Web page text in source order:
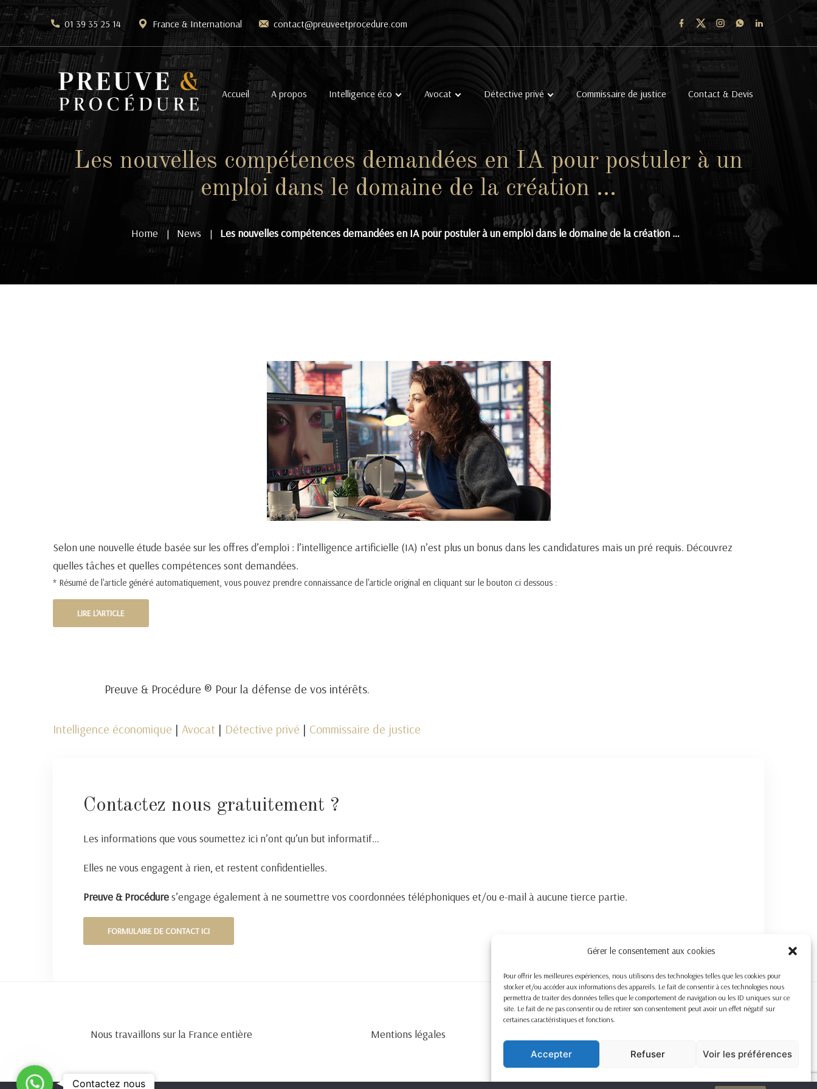
Gérer le consentement aux cookies
Pour offrir les meilleures expériences, nous utilisons des technologies telles que les cookies pour
stocker et/ou accéder aux informations des appareils. Le fait de consentir à ces technologies nous
permettra de traiter des données telles que le comportement de navigation ou les ID uniques sur ce
site. Le fait de ne pas consentir ou de retirer son consentement peut avoir un effet négatif sur
certaines caractéristiques et fonctions.
Accepter Refuser Voir les préférences
01 39 35 25 14 France & International contact@preuveetprocedure.com
Accueil A propos Intelligence éco Avocat Détective privé Commissaire de justice Contact & Devis
Les nouvelles compétences demandées en IA pour postuler à un
emploi dans le domaine de la création …
Home | News | Les nouvelles compétences demandées en IA pour postuler à un emploi dans le domaine de la création …
Selon une nouvelle étude basée sur les offres d’emploi : l’intelligence artificielle (IA) n’est plus un bonus dans les candidatures mais un pré requis. Découvrez
quelles tâches et quelles compétences sont demandées.
* Résumé de l'article généré automatiquement, vous pouvez prendre connaissance de l'article original en cliquant sur le bouton ci dessous :
LIRE L'ARTICLE
Preuve & Procédure ® Pour la défense de vos intérêts.
Intelligence économique | Avocat | Détective privé | Commissaire de justice
Contactez nous gratuitement ?
Les informations que vous soumettez ici n’ont qu’un but informatif…
Elles ne vous engagent à rien, et restent confidentielles.
Preuve & Procédures’engage également à ne soumettre vos coordonnées téléphoniques et/ou e-mail à aucune tierce partie.
FORMULAIRE DE CONTACT ICI
Nous travaillons sur la France entière Mentions légales
C Contactez nous